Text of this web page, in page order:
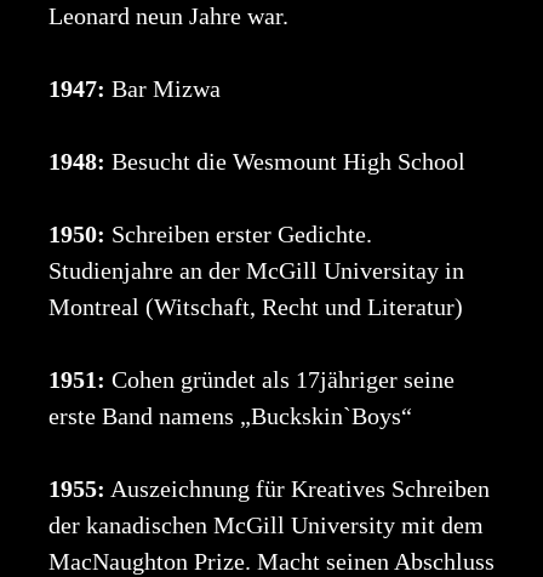
Leonard neun Jahre war.
1947: Bar Mizwa
1948: Besucht die Wesmount High School
1950: Schreiben erster Gedichte.
Studienjahre an der McGill Universitay in
Montreal (Witschaft, Recht und Literatur)
1951: Cohen gründet als 17jähriger seine
erste Band namens „Buckskin`Boys“
1955: Auszeichnung für Kreatives Schreiben
der kanadischen McGill University mit dem
MacNaughton Prize. Macht seinen Abschluss